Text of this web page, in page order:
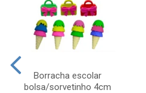
Borracha escolar
bolsa/sorvetinho 4cm